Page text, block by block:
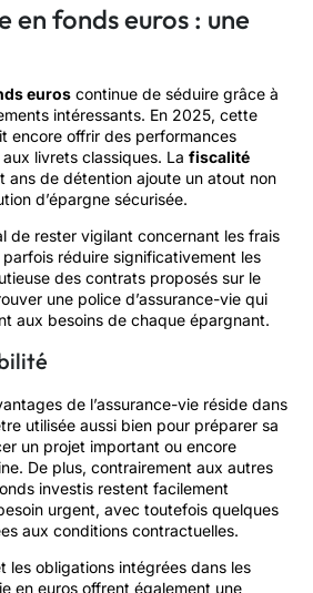
en fonds euros : une
euros continue de séduire grâce à
intéressants. En 2025, cette
encore offrir des performances
livrets classiques. La fiscalité
ans de détention ajoute un atout non
d’épargne sécurisée.
de rester vigilant concernant les frais
réduire significativement les
des contrats proposés sur le
une police d’assurance-vie qui
aux besoins de chaque épargnant.
de l’assurance-vie réside dans
utilisée aussi bien pour préparer sa
un projet important ou encore
De plus, contrairement aux autres
investis restent facilement
urgent, avec toutefois quelques
aux conditions contractuelles.
les obligations intégrées dans les
en euros offrent également une